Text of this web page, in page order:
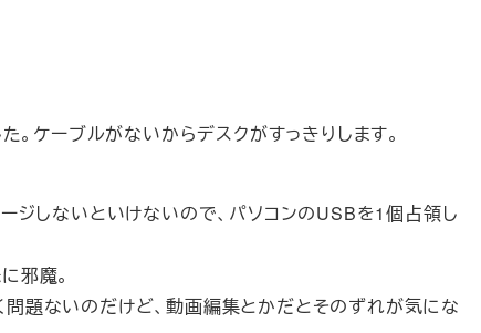
ケーブルがないからデスクがすっきりします。
ジしないといけないので、パソコンのUSBを1個占領し
邪魔。
題ないのだけど、動画編集とかだとそのずれが気にな